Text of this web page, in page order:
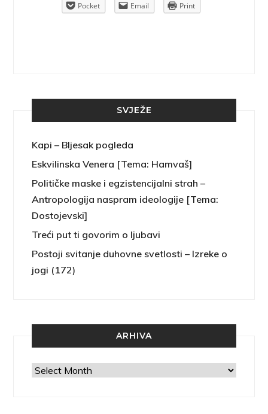
Pocket
Email Print
SVJEŽE
Kapi – Bljesak pogleda
Eskvilinska Venera [Tema: Hamvaš]
Političke maske i egzistencijalni strah –
Antropologija naspram ideologije [Tema:
Dostojevski]
Treći put ti govorim o ljubavi
Postoji svitanje duhovne svetlosti – Izreke o
jogi (172)
ARHIVA
Arhiva